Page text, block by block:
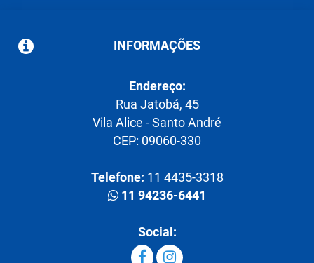
INFORMAÇÕES
Endereço:
Rua Jatobá, 45
Vila Alice - Santo André
CEP: 09060-330
Telefone: 11 4435-3318
11 94236-6441
Social: